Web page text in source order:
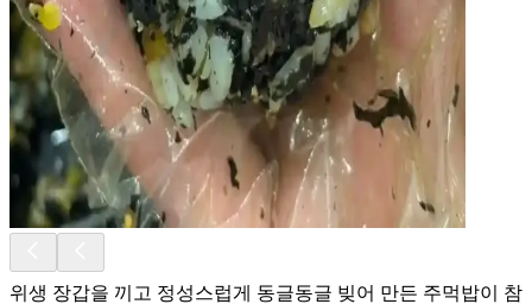
위생 장갑을 끼고 정성스럽게 동글동글 빚어 만든 주먹밥이 참